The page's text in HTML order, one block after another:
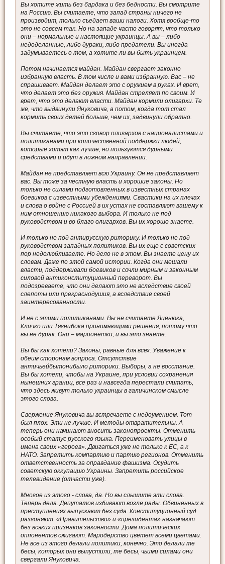
Вы хотите жить без бардака и без бедности. Вы смотрите
на Россию. Вы считаете, что запад страны ничего не
производит, только съедает ваши налоги. Хотя вообще-то
это не совсем так. Но на западе часто говорят, что только
они – нормальные и настоящие украинцы. А вы – либо
недоделанные, либо дураки, либо предатели. Вы иногда
задумываетесь о том, а хотите ли вы быть украинцем.
Потом начинается майдан. Майдан свергает законно
избранную власть. В том числе и вами избранную. Вас – не
спрашивает. Майдан делает это с оружием в руках. И врет,
что делает это без оружия. Майдан стреляет по своим. И
врет, что это делают власти. Майдан кормили олигархи. Те
же, что выдвинули Януковича, а потом, когда тот стал
кормить своих детей больше, чем их, задвинули обратно.
Вы считаете, что это сговор олигархов с националистами и
политиканами при количественной поддержки людей,
которые хотят как лучше, но пользуются дурными
средствами и идут в ложном направлении.
Майдан не представляет всю Украину. Он не представляет
вас. Вы тоже за честную власть и хорошие законы. Но
только не силами подготовленных в известных странах
боевиков с известными убеждениями. Свастики на их плечах
и слова о войне с Россией в их устах не составляют вашему к
ним отношению никакого выбора. И только не под
руководством и во благо олигархов. Вы их хорошо знаете.
И только не под антирусскую риторику. И только не под
руководством западных политиков. Вы их еще с советских
пор недолюбливаете. Но дело не в этом. Вы знаете цену их
словам. Даже по этой самой истории. Когда они мешали
власти, поддерживали боевиков и сочли мирным и законным
силовой антиконституционный переворот. Вы
подозреваете, что они делают это не вследствие своей
слепоты или прекраснодушия, а вследствие своей
заинтересованности.
И не с этими политиканами. Вы не считаете Яценюка,
Кличко или Тягнибока принимающими решения, потому что
вы не дурак. Они – марионетки, и вы это знаете.
Вы бы как хотели? Законы, равные для всех. Уважение к
обеим сторонам вопроса. Отсутствие
античьейбытонибыло риторики. Выборы, а не восстание.
Вы бы хотели, чтобы на Украине, при условии сохранения
нынешних границ, все раз и навсегда перестали считать,
что здесь живут только украинцы в галичинском смысле
этого слова.
Свержение Януковича вы встречаете с недоумением. Тот
был плох. Эти не лучше. И методы отвратительны. А
теперь они начинают вносить законопроекты. Отменить
особый статус русского языка. Переименовать улицы в
имена своих «героев». Двигаться уже не только к ЕС, а к
НАТО. Запретить компартию и партию регионов. Отменить
ответственность за оправдание фашизма. Осудить
советскую оккупацию Украины. Запретить российское
телевидение (отчасти уже).
Многое из этого - слова, да. Но вы слышите эти слова.
Теперь дела. Депутатов избивают возле рады. Обвиненных в
преступлениях выпускают без суда. Конституционный суд
разгоняют. «Правительство» и «президента» назначают
без всяких признаков законности. Дома политических
оппонентов сжигают. Мародерство цветет всеми цветами.
Не все из этого делали политики, конечно. Это делали те
бесы, которых они выпустили, те бесы, чьими силами они
свергали Януковича.